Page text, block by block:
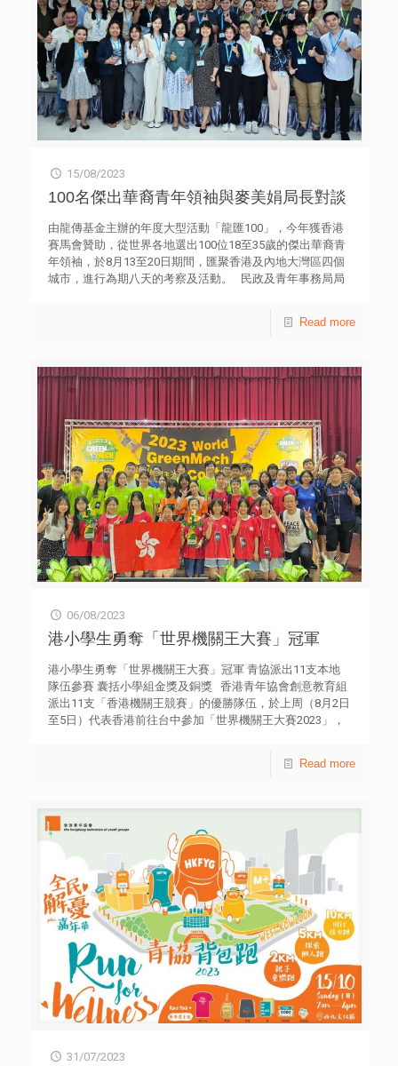
「科技券」的資助計劃下，推出「人工智能券」(AI
voucher)，進一步支援中小企應用科技及加快數碼轉型。
另一成員李智賢表示，建議在持續進修基金的課程清單，或
「再工業化及科技培訓計劃」下所涵蓋的課程，配合目前的
發展需要，納入更多與生成式AI有關的課程，並定期更新內
容，以應對快速變化的科技發展。 有關青年創研庫 青協青
年研究中心自2015年起成立「青年創研庫」，是本港一個屬
於青年的智庫。新一屆（2023-2025年度）創研庫成員由近
80位本地青年專業人士與大專學生組成，平均年齡為27歲。
建議，期望能為社會建言獻策。青年創研庫三項專題研究系
列包括：「經濟就業」、「青年發展」，以及「社會民
生」。5位專家、學者應邀擔任創研庫的顧問導師，包括張
子欣博士、倪以理先生、張炳良教授、陳智遠先生，以及范
寧醫生。 附件：「生成式AI時代下的就業與挑戰」調查結
果
青年工作部部長張志華博士鼓勵香港青年要勇於做創新創業
的生力軍，積極投身大灣區建設，融入國家發展大局。中聯
辦青年工作部致力做好「超級聯絡人」，為青年發展做好服
務。 前海管理局港澳服務處副處長侯靜表示，前海努力為
港澳台青年搭建舞台、提供機遇，並致力在「學業有成」、
「就業有門」、「創業有路」、「置業有方」下功夫，為香
港青年發展提供全方面支持保障。 同日會場舉辦「前海支
持香港青年發展政策推介會」，由前海服務集團介紹《深圳
市前海深港現代服務業合作區管理局關於支持港澳青年在前
措施包括創業獎勵最高100萬元人民幣，就業補貼每月最高
5,000元，每月租房補貼1,000元、生活補貼1,500元等。該措
施於7月20日起實施，有效期3年。 「前海粵港澳台青年創
新創業大賽」自2016年起，由前海管理局聯合深圳市港澳
辦、深圳市委台辦、香港中聯辦、澳門中聯辦、澳門特區政
府經濟局、深港產學研基地、深圳廣電集團等多家單位共同
舉辦；香港賽區賽事由前海服務集團與香港青年協會承辦，
具有創新能力和高成長潛力，主要從事高新技術產品研發、
項目可同時參加香港賽區及前海的賽事，爭奪大獎。 香港
賽區決賽將於每組選出金獎一名，各獲獎金10萬元人民幣；
銀獎兩名，各獲8萬元人民幣；銅獎三名，各獲5萬元人民
幣；合共選出12個優秀項目，得獎後半年內須於前海合作區
註冊成立企業；至於前海的賽事，晉級半決賽的團隊可與創
業導師進行一對一業務諮詢，而總決賽同樣是選出12個優秀
項目，獎項及獎金更高達40萬元人民幣，並可直接入駐前海
夢工場中區、北區孵化。 香港青年協會「社會創新及青年
創業部」一直致力發掘及培育創業人才，多年來為有意創業
的青年提供創業教育、財務支援及多元化服務，實踐創業理
想。青協於2014年與前海管理局、深圳市青年聯合會共同構
建「前海深港青年夢工場」，孕育優秀的青年創業家，尋找
機遇及拓展人脈網絡，全面推進深港合作，貢獻社會及國
15/08/2023
100名傑出華裔青年領袖與麥美娟局長對談
由龍傳基金主辦的年度大型活動「龍匯100」，今年獲香港
賽馬會贊助，從世界各地選出100位18至35歲的傑出華裔青
年領袖，於8月13至20日期間，匯聚香港及內地大灣區四個
城市，進行為期八天的考察及活動。 民政及青年事務局局
法。 本屆「龍匯100」主題為「創新生態下的跨文化協
續發展、探索源遠流長的中華文化。 另外，「龍匯100」
昨晚（14日）舉行出發禮。政制及內地事務局副局長胡健
民、立法會議員兼廣東省青年聯合會副主席梁毓偉、中聯辦
青年工作部二級巡視員崔峰、香港賽馬會內地事務部主管
（政策及持分者聯繫）陳岳鵬、龍傳基金董事會主席黃嘉純
律師、龍傳基金義務秘書及「龍匯100」2023團長譚贛蘭，
以及龍傳基金董事何永昌擔任主禮團嘉賓。 龍傳基金董事
會主席黃嘉純律師表示，今年參與的100位青年來自12個國
家和地區，他們聚集香港後一起出發前往廣州、佛山、東莞
及深圳，深入了解大灣區創新生態，他相信參與青年將在創
新領域上，探索新格局、引領新趨勢、並緊抓區域合作的新
機遇。他亦感謝廣東省青年聯合會、中央人民政府駐香港特
別行政區聯絡辦公室青年工作部的鼎力協助，讓活動順利展
港青年協會攜手成立，為在香港正式註冊的非牟利慈善機
構。基金致力培育全球華裔青年成為明日領袖並建立聯繫網
絡。龍傳基金秘書處由香港青年協會管理，網站為
dragonfoundation.net
Read more
06/08/2023
港小學生勇奪「世界機關王大賽」冠軍
港小學生勇奪「世界機關王大賽」冠軍 青協派出11支本地
隊伍參賽 囊括小學組金獎及銅獎 香港青年協會創意教育組
派出11支「香港機關王競賽」的優勝隊伍，於上周（8月2日
至5日）代表香港前往台中參加「世界機關王大賽2023」，
念中學及港澳信義會小學也憑藉優秀表現獲得海外貢獻獎。
原理、綠色能源與機械運作概念，以積木零件及不同種類的
原材料，設計不同的機械及關卡裝置。今年比賽主題為聯合
國「2030年可持續發展目標」（Sustainable Development
Goal），挑戰學生的創意思維，透過應用機關王積木應對氣
候變遷、水資源及能源危機的全球性問題。 在「機關整合
賽」勇奪小學組金獎的福榮街官立小學以「蜂牛農莊」為設
計概念，參考香港及台灣的城市發展，利用積木組件展示如
何將城市棕地發展成社區農圃及教育中心，鼓勵大眾珍惜大
自然，實踐可持續發展；而獲得銅獎的隊伍則利用積木建造
「巧克力工廠」，運用了多個複雜的連桿結構，將機械力學
融入作品之中，呈現出自動化的工廠。 香港青年協會創意
教育組透過不同類型的活動推廣科學，動手探究，鼓勵青少
年在應用科技、發明和研究方面發揮潛能，嘉許他們的創新
世界各地進行交流，大開眼界。 「香港機關王競賽」由香
Read more
31/07/2023